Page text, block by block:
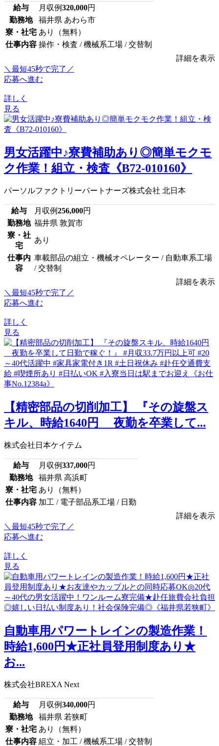
給与 月収例320,000円
勤務地
福井県 あわら市
寮・社宅 あり（無料）
仕事内容 操作・検査 / 機械系工場 / 交替制
詳細を表示
＼最短45秒で完了／
応募へ進む
詳しく
見る
男女活躍中♪寮費補助あり◎簡単モクモ
ク作業！組立・検査《B72-010160》
パーソルファクトリーパートナーズ株式会社 北日本
給与 月収例256,000円
勤務地 福井県 敦賀市
寮・社
宅
あり
仕事内
容
車載部品の組立・機械オペレーター / 自動車系工場
/ 交替制
詳細を表示
＼最短45秒で完了／
応募へ進む
詳しく
見る
【精密部品の切削加工】 『その旋盤ス
キル、時給1640円 夜勤を卒業して...
株式会社日本ケイテム
給与 月収例337,000円
勤務地
福井県 高浜町
寮・社宅 あり（無料）
仕事内容 加工 / 電子部品系工場 / 日勤
詳細を表示
＼最短45秒で完了／
応募へ進む
詳しく
見る
⾃動⾞⽤パワートレインの製造作業！
時給1,600円★正社員登用制度あり★
お...
株式会社BREXA Next
給与 月収例340,000円
勤務地
福井県 若狭町
寮・社宅 あり（無料）
仕事内容 組立・加工 / 機械系工場 / 交替制